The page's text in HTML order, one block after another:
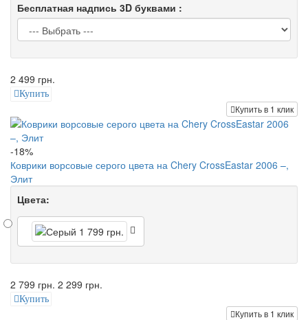
Бесплатная надпись 3D буквами :
2 499 грн.
Купить
Купить в 1 клик
-18%
Коврики ворсовые серого цвета на Chery CrossEastar 2006 –,
Элит
Цвета:
2 799 грн. 2 299 грн.
Купить
Купить в 1 клик